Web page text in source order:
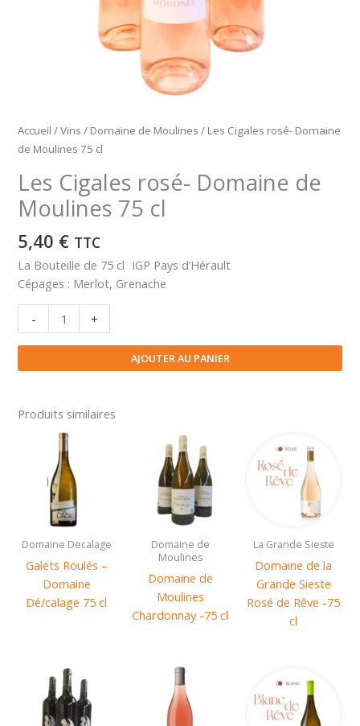
Accueil /Vins / Domaine de Moulines / Les Cigales rosé- Domaine
de Moulines 75 cl
Les Cigales rosé- Domaine de
Moulines 75 cl
5,40 € TTC
La Bouteille de 75 cl IGP Pays d’Hérault
Cépages : Merlot, Grenache
-
quantité
de
Les
Cigales
de
Moulines
+
AJOUTER AU PANIER
Produits similaires
Domaine Decalage
Galets Roulés –
Domaine
Dé/calage 75 cl
Domaine de
Moulines
Domaine de
Moulines
Chardonnay -75 cl
La Grande Sieste
Domaine de la
Grande Sieste
Rosé de Rêve -75
cl